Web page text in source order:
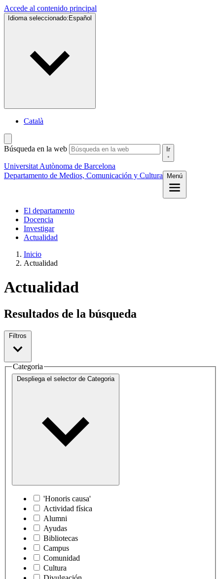
Accede al contenido principal
Idioma seleccionado: Español
Català
Búsqueda en la web Ir
Universitat Autònoma de Barcelona
Departamento de Medios, Comunicación y Cultura
Menú
El departamento
Docencia
Investigar
Actualidad
Inicio
Actualidad
Actualidad
Resultados de la búsqueda
Filtros
Categoria
Despliega el selector de Categoria
'Honoris causa'
Actividad física
Alumni
Ayudas
Bibliotecas
Campus
Comunidad
Cultura